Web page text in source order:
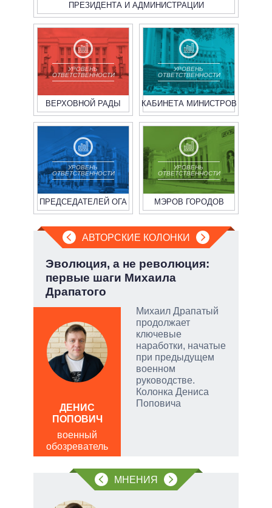
ПРЕЗИДЕНТА И АДМИНИСТРАЦИИ
УРОВЕНЬ
ОТВЕТСТВЕННОСТИ
ВЕРХОВНОЙ РАДЫ
УРОВЕНЬ
ОТВЕТСТВЕННОСТИ
КАБИНЕТА МИНИСТРОВ
УРОВЕНЬ
ОТВЕТСТВЕННОСТИ
ПРЕДСЕДАТЕЛЕЙ ОГА
УРОВЕНЬ
ОТВЕТСТВЕННОСТИ
МЭРОВ ГОРОДОВ
АВТОРСКИЕ КОЛОНКИ
Эволюция, а не революция:
первые шаги Михаила
Драпатого
Михаил Драпатый
продолжает
ключевые
наработки, начатые
при предыдущем
военном
руководстве.
Колонка Дениса
Поповича
ДЕНИС
ПОПОВИЧ
военный
обозреватель
МНЕНИЯ